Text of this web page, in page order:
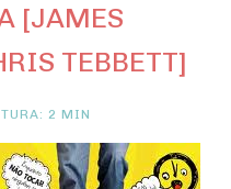
[JAMES
TEBBETT]
2 MIN